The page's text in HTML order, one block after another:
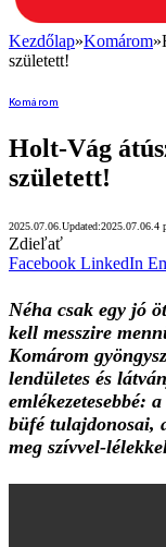
Kezdőlap»Komárom»
született!
Komárom
Holt-Vág
született!
2025.07.06. Updated:2025.07.06. 4
Zdieľať
Facebook LinkedIn
Néha csak egy jó
kell messzire
Komárom
lendületes és
emlékezetesebbé:
büfé tulajdonosai,
meg szívvel-